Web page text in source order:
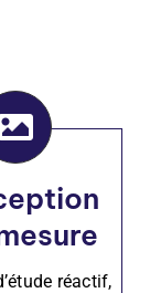
réactif,